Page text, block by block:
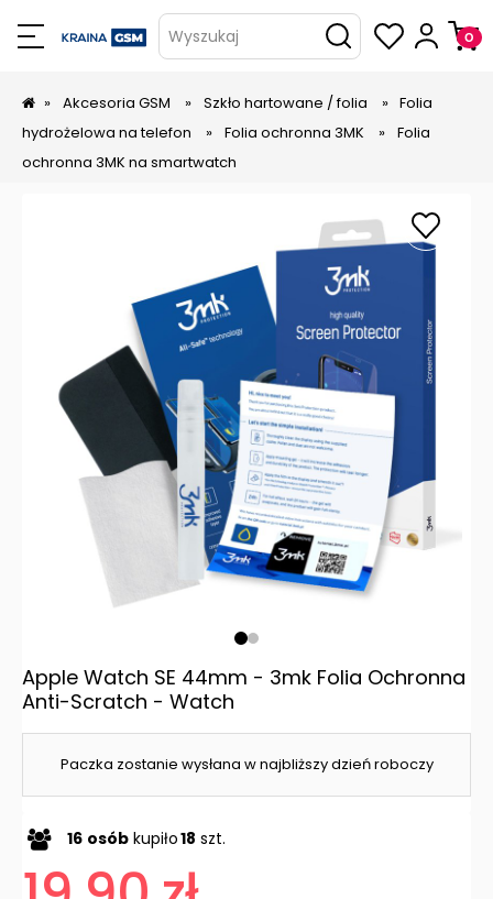
Wyszukaj
» Akcesoria GSM » Szkło hartowane / folia » Folia
hydrożelowa na telefon
» Folia ochronna 3MK » Folia
ochronna 3MK na smartwatch
Paczka zostanie wysłana w najbliższy dzień roboczy
Apple Watch SE 44mm - 3mk Folia Ochronna
Anti-Scratch - Watch
16 osób kupiło18 szt.